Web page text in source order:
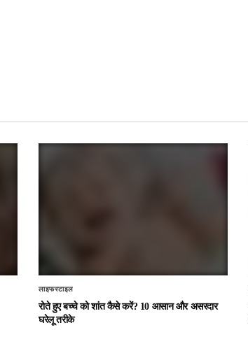
लाइफस्टाइल
रोते हुए बच्चे को शांत कैसे करें? 10 आसान और असरदार
घरेलू तरीके